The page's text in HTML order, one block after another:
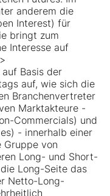
anderem die
Interest) für
bringt zum
Interesse auf
Basis der
auf, wie sich die
Branchenvertreter
Marktakteure -
Commercials) und
- innerhalb einer
Gruppe von
Long- und Short-
Long-Seite das
Netto-Long-